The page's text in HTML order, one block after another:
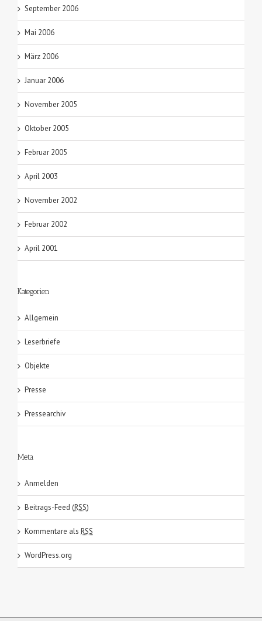
September 2006
Mai 2006
März 2006
Januar 2006
November 2005
Oktober 2005
Februar 2005
April 2003
November 2002
Februar 2002
April 2001
Kategorien
Allgemein
Leserbriefe
Objekte
Presse
Pressearchiv
Meta
Anmelden
Beitrags-Feed (RSS)
Kommentare als RSS
WordPress.org